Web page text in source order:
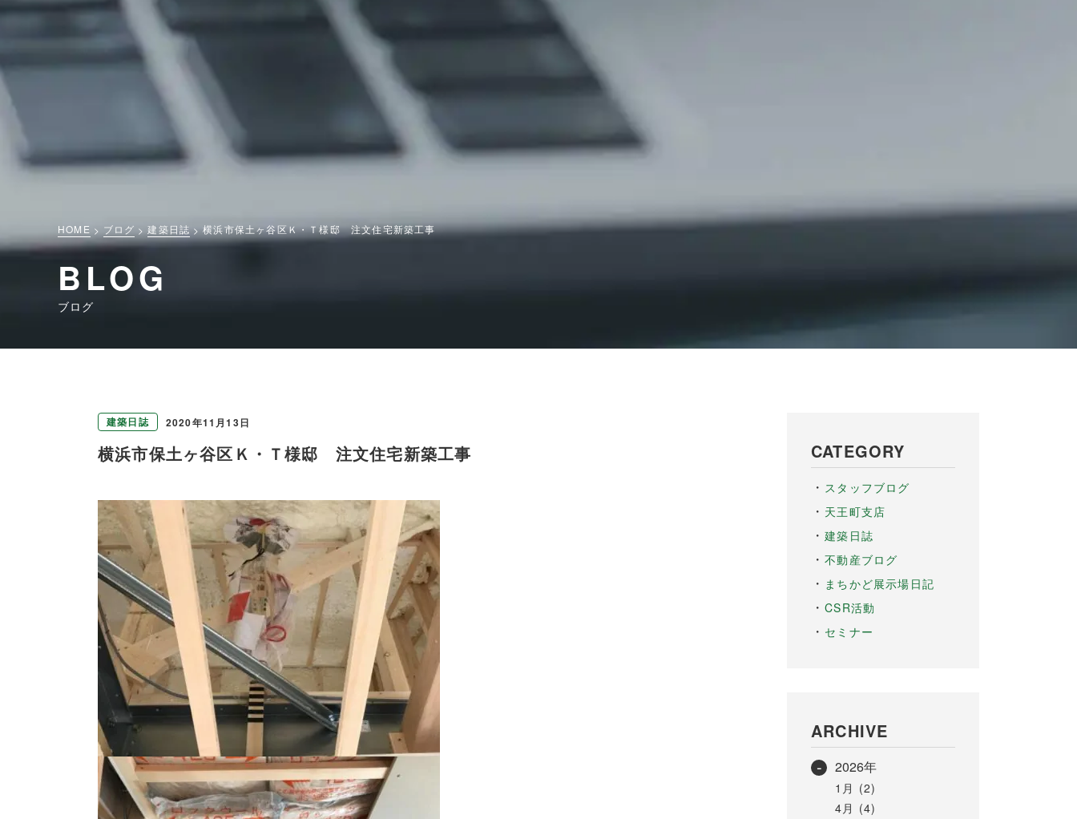
HOME ブログ 建築日誌 横浜市保土ヶ谷区Ｋ・Ｔ様邸 注文住宅新築工事
BLOG
ブログ
建築日誌 2020年11月13日
横浜市保土ヶ谷区Ｋ・Ｔ様邸 注文住宅新築工事 CATEGORY
スタッフブログ
天王町支店
建築日誌
不動産ブログ
まちかど展示場日記
CSR活動
セミナー
ARCHIVE
2026年
1月 (2)
4月 (4)